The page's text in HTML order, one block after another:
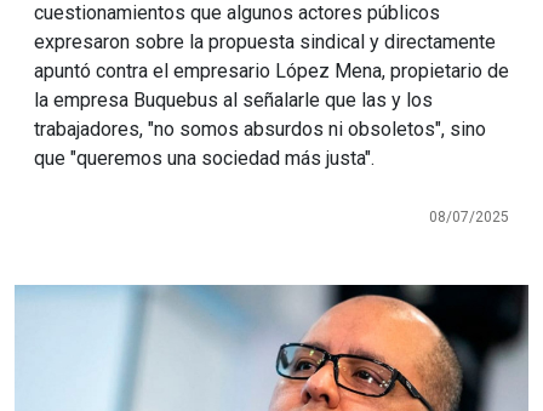
cuestionamientos que algunos actores públicos
expresaron sobre la propuesta sindical y directamente
apuntó contra el empresario López Mena, propietario de
la empresa Buquebus al señalarle que las y los
trabajadores, "no somos absurdos ni obsoletos", sino
que "queremos una sociedad más justa".
08/07/2025
Imagen